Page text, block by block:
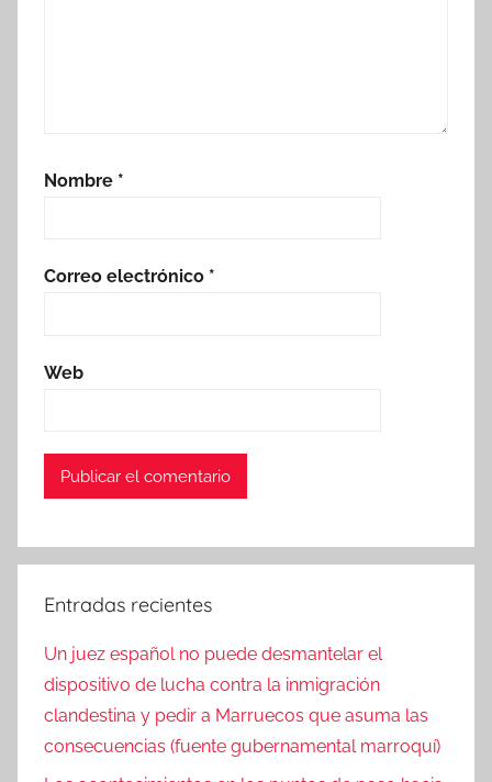
Nombre *
Correo electrónico *
Web
Entradas recientes
Un juez español no puede desmantelar el
dispositivo de lucha contra la inmigración
clandestina y pedir a Marruecos que asuma las
consecuencias (fuente gubernamental marroquí)